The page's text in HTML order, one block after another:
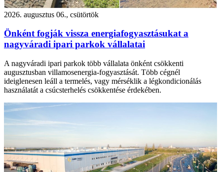
2026. augusztus 06., csütörtök
Önként fogják vissza energiafogyasztásukat a
nagyváradi ipari parkok vállalatai
A nagyváradi ipari parkok több vállalata önként csökkenti
augusztusban villamosenergia-fogyasztását. Több cégnél
ideiglenesen leáll a termelés, vagy mérséklik a légkondicionálás
használatát a csúcsterhelés csökkentése érdekében.